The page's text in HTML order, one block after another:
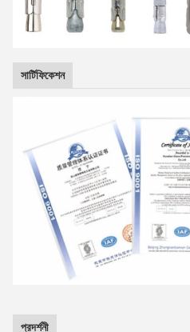
সার্টিফিকেশন
প্রদর্শনী